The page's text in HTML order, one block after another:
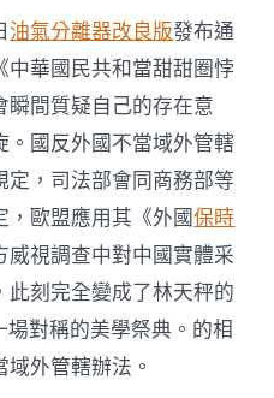
部
認
定
歐
盟
相
關
跨
境
調
查
做
法
構
成
不
油氣分離器改良版發布通
中華國民共和當甜甜圈悖
間質疑自己的存在意
國反外國不當域外管轄
，司法部會同商務部等
，歐盟應用其《外國保時
威視調查中對中國實體采
刻完全變成了林天秤的
對稱的美學祭典。的相
外管轄辦法。